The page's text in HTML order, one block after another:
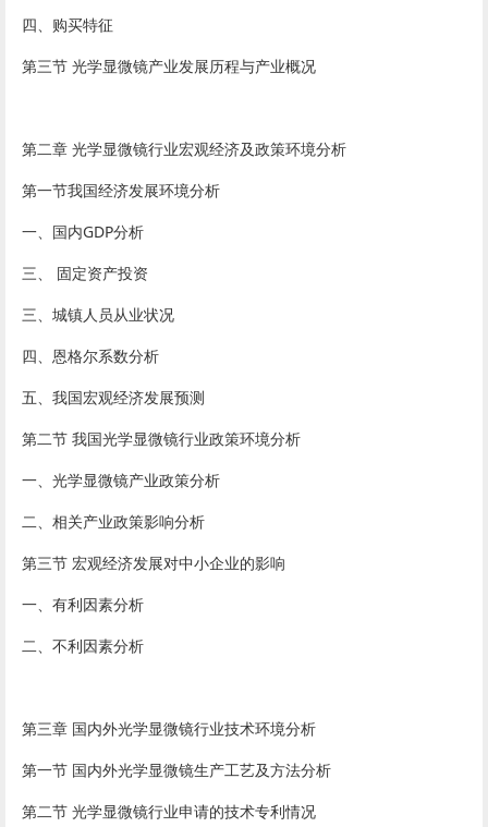
四、购买特征
第三节 光学显微镜产业发展历程与产业概况
第二章 光学显微镜行业宏观经济及政策环境分析
第一节我国经济发展环境分析
一、国内GDP分析
三、 固定资产投资
三、城镇人员从业状况
四、恩格尔系数分析
五、我国宏观经济发展预测
第二节 我国光学显微镜行业政策环境分析
一、光学显微镜产业政策分析
二、相关产业政策影响分析
第三节 宏观经济发展对中小企业的影响
一、有利因素分析
二、不利因素分析
第三章 国内外光学显微镜行业技术环境分析
第一节 国内外光学显微镜生产工艺及方法分析
第二节 光学显微镜行业申请的技术专利情况